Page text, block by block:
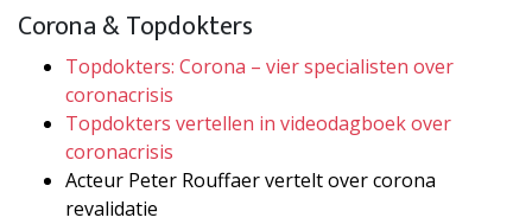
Corona & Topdokters
Topdokters: Corona – vier specialisten over
coronacrisis
Topdokters vertellen in videodagboek over
coronacrisis
Acteur Peter Rouffaer vertelt over corona
revalidatie